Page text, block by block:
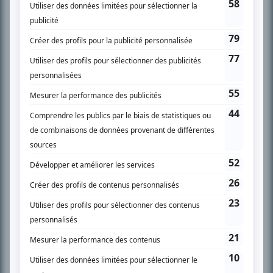
l’actualité télévisuelle au 98,5.
En savoir plus »
PLAN DU SITE
Accueil
Liste des oeuvres
Recherche avancée
À propos